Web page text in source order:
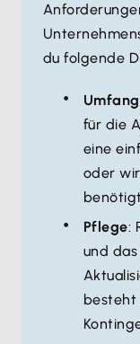
du folgende
Umfang
für die
eine
oder
Pflege:
und
besteht